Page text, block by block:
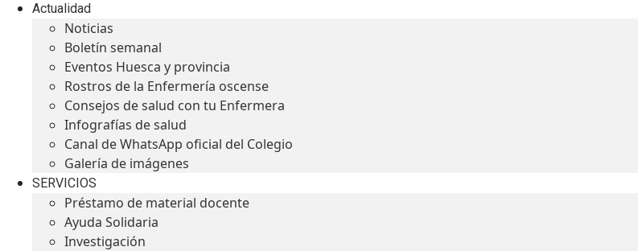
Actualidad
Noticias
Boletín semanal
Eventos Huesca y provincia
Rostros de la Enfermería oscense
Consejos de salud con tu Enfermera
Infografías de salud
Canal de WhatsApp oficial del Colegio
Galería de imágenes
SERVICIOS
Préstamo de material docente
Ayuda Solidaria
Investigación